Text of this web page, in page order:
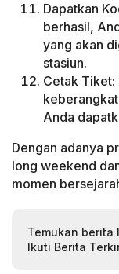
Dapatkan
berhasil,
yang akan
stasiun.
Cetak Tiket:
Anda
Dengan adanya
long weekend
momen
Temukan berita
Ikuti Berita